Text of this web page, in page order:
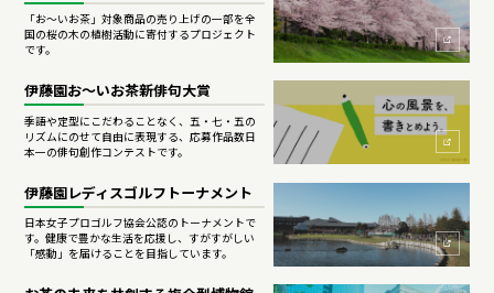
「お～いお茶」対象商品の売り上げの一部を全
国の桜の木の植樹活動に寄付するプロジェクト
です。
伊藤園お～いお茶新俳句大賞
季語や定型にこだわることなく、五・七・五の
リズムにのせて自由に表現する、応募作品数日
本一の俳句創作コンテストです。
伊藤園レディスゴルフトーナメント
日本女子プロゴルフ協会公認のトーナメントで
す。健康で豊かな生活を応援し、すがすがしい
「感動」を届けることを目指しています。